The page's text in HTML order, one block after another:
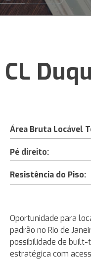
CL
Área Bruta
Pé
Resistência do Piso
Oportunidade para
padrão no Rio de
possibilidade de
estratégica com